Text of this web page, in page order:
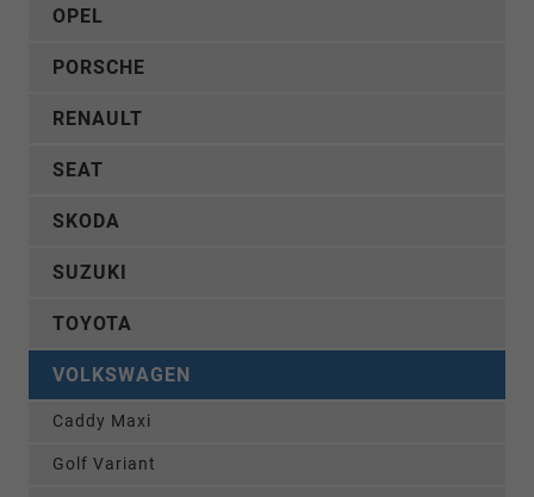
OPEL
PORSCHE
RENAULT
SEAT
SKODA
SUZUKI
TOYOTA
VOLKSWAGEN
Caddy Maxi
Golf Variant